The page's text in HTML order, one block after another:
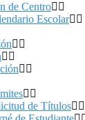
de Centro
Escolar
de Títulos